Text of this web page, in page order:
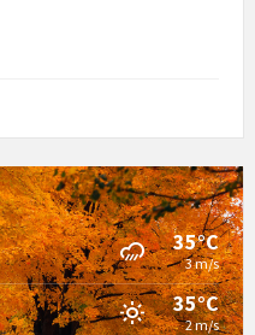
35°C
3 m/s
35°C
2 m/s